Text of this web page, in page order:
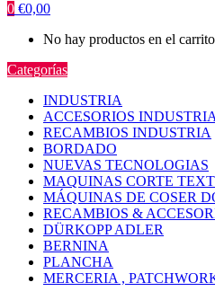
0 €0,00
No hay productos en el
Categorías
INDUSTRIA
ACCESORIOS INDUSTRIA
RECAMBIOS INDUSTRIA
BORDADO
NUEVAS TECNOLOGIAS
MAQUINAS CORTE
MÁQUINAS DE COSER
RECAMBIOS &
DÜRKOPP ADLER
BERNINA
PLANCHA
MERCERIA ,